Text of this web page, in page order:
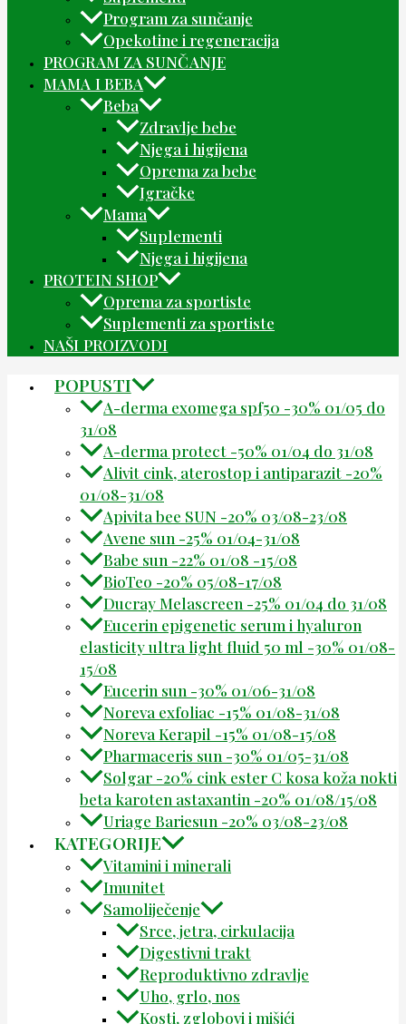
Program za sunčanje
Opekotine i regeneracija
PROGRAM ZA SUNČANJE
MAMA I BEBA
Beba
Zdravlje bebe
Njega i higijena
Oprema za bebe
Igračke
Mama
Suplementi
Njega i higijena
PROTEIN SHOP
Oprema za sportiste
Suplementi za sportiste
NAŠI PROIZVODI
POPUSTI
A-derma exomega spf50 -30% 01/05 do
31/08
A-derma protect -50% 01/04 do 31/08
Alivit cink, aterostop i antiparazit -20%
01/08-31/08
Apivita bee SUN -20% 03/08-23/08
Avene sun -25% 01/04-31/08
Babe sun -22% 01/08 -15/08
BioTeo -20% 05/08-17/08
Ducray Melascreen -25% 01/04 do 31/08
Eucerin epigenetic serum i hyaluron
elasticity ultra light fluid 50 ml -30% 01/08-
15/08
Eucerin sun -30% 01/06-31/08
Noreva exfoliac -15% 01/08-31/08
Noreva Kerapil -15% 01/08-15/08
Pharmaceris sun -30% 01/05-31/08
Solgar -20% cink ester C kosa koža nokti
beta karoten astaxantin -20% 01/08/15/08
Uriage Bariesun -20% 03/08-23/08
KATEGORIJE
Vitamini i minerali
Imunitet
Samoliječenje
Srce, jetra, cirkulacija
Digestivni trakt
Reproduktivno zdravlje
Uho, grlo, nos
Kosti, zglobovi i mišići